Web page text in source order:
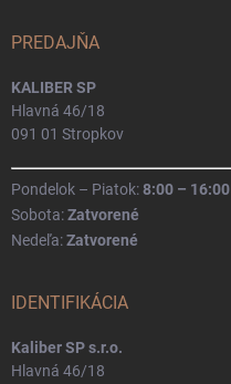
PREDAJŇA
KALIBER SP
Hlavná 46/18
091 01 Stropkov
Pondelok – Piatok:8:00 – 16:00
Sobota:Zatvorené
Nedeľa:Zatvorené
IDENTIFIKÁCIA
Kaliber SP s.r.o.
Hlavná 46/18